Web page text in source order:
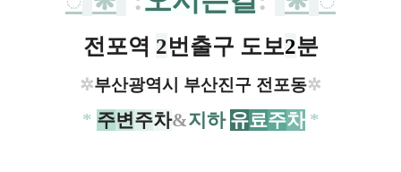
전포역 2번출구 도보2분
✲부산광역시 부산진구 전포동✲
* 주변주차&지하 유료주차 *